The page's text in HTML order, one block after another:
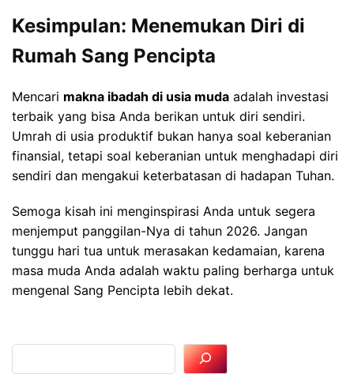
Kesimpulan: Menemukan Diri di
Rumah Sang Pencipta
Mencari makna ibadah di usia muda adalah investasi
terbaik yang bisa Anda berikan untuk diri sendiri.
Umrah di usia produktif bukan hanya soal keberanian
finansial, tetapi soal keberanian untuk menghadapi diri
sendiri dan mengakui keterbatasan di hadapan Tuhan.
Semoga kisah ini menginspirasi Anda untuk segera
menjemput panggilan-Nya di tahun 2026. Jangan
tunggu hari tua untuk merasakan kedamaian, karena
masa muda Anda adalah waktu paling berharga untuk
mengenal Sang Pencipta lebih dekat.